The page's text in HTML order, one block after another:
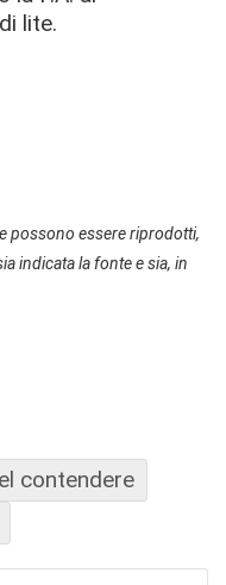
lite.
possono essere riprodotti,
indicata la fonte e sia, in
contendere